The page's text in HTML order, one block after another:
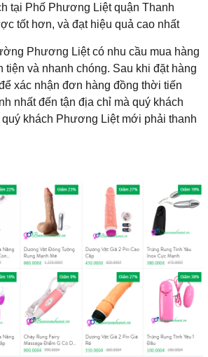
tại Phố Phương Liệt quận Thanh
tốt hơn, và đạt hiệu quả cao nhất
Phương Liệt có nhu cầu mua hàng
tiện và nhanh chóng. Sau khi đặt hàng
xác nhận đơn hàng đồng thời tiến
nhất đến tận địa chỉ mà quý khách
khách Phương Liệt mới phải thanh